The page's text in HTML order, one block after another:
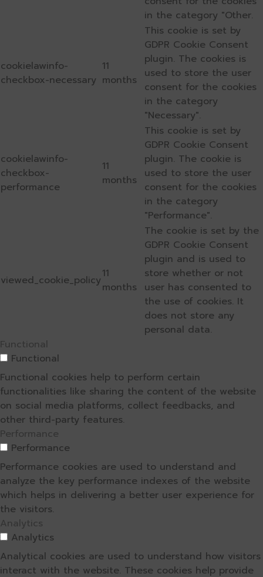
in the category "Other.
cookielawinfo-
checkbox-necessary
11
months
This cookie is set by
GDPR Cookie Consent
plugin. The cookies is
used to store the user
consent for the cookies
in the category
"Necessary".
cookielawinfo-
checkbox-
performance
11
months
This cookie is set by
GDPR Cookie Consent
plugin. The cookie is
used to store the user
consent for the cookies
in the category
"Performance".
viewed_cookie_policy11
months
The cookie is set by the
GDPR Cookie Consent
plugin and is used to
store whether or not
user has consented to
the use of cookies. It
does not store any
personal data.
Functional
Functional
Functional cookies help to perform certain
functionalities like sharing the content of the website
on social media platforms, collect feedbacks, and
other third-party features.
Performance
Performance
Performance cookies are used to understand and
analyze the key performance indexes of the website
which helps in delivering a better user experience for
the visitors.
Analytics
Analytics
Analytical cookies are used to understand how visitors
interact with the website. These cookies help provide